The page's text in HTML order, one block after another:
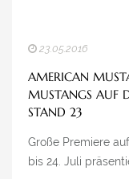
23.05.2016
AMERICAN
MUSTANGS AUF
STAND 23
Große Premiere
bis 24. Juli